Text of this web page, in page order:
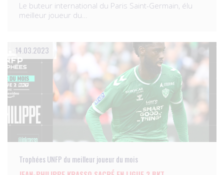
Le buteur international du Paris Saint-Germain, élu
meilleur joueur du…
14.03.2023
Trophées UNFP du meilleur joueur du mois